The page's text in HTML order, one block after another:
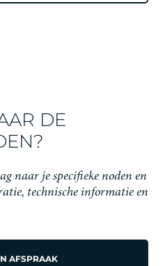
DE
naar je specifieke noden en
technische informatie en
AFSPRAAK